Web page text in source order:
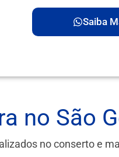
Saiba
no São
no conserto e